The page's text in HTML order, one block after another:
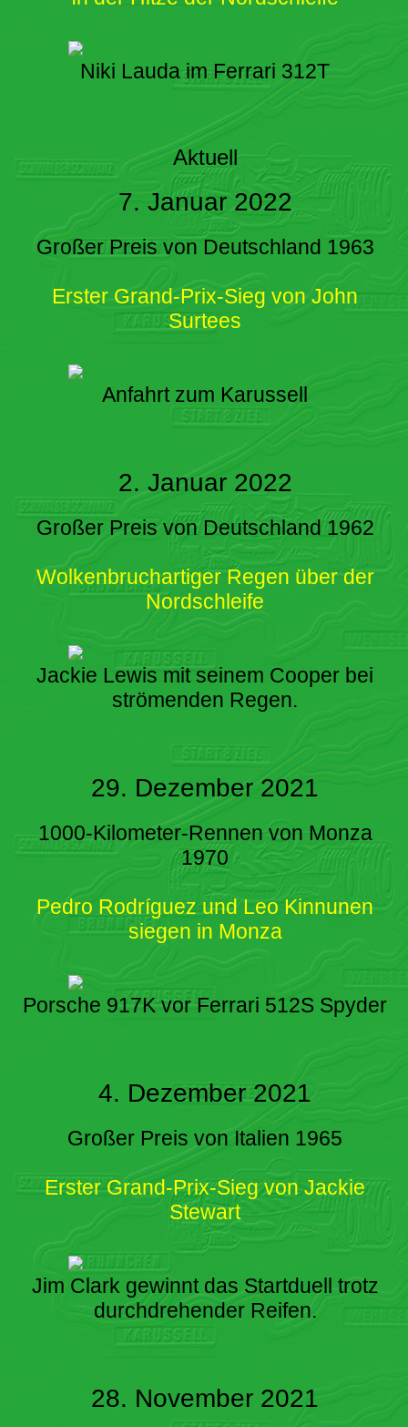
Niki Lauda im Ferrari 312T
Aktuell
7. Januar 2022
Großer Preis von Deutschland 1963
Erster Grand-Prix-Sieg von John
Surtees
Anfahrt zum Karussell
2. Januar 2022
Großer Preis von Deutschland 1962
Wolkenbruchartiger Regen über der
Nordschleife
Jackie Lewis mit seinem Cooper bei
strömenden Regen.
29. Dezember 2021
1000-Kilometer-Rennen von Monza
1970
Pedro Rodríguez und Leo Kinnunen
siegen in Monza
Porsche 917K vor Ferrari 512S Spyder
4. Dezember 2021
Großer Preis von Italien 1965
Erster Grand-Prix-Sieg von Jackie
Stewart
Jim Clark gewinnt das Startduell trotz
durchdrehender Reifen.
28. November 2021